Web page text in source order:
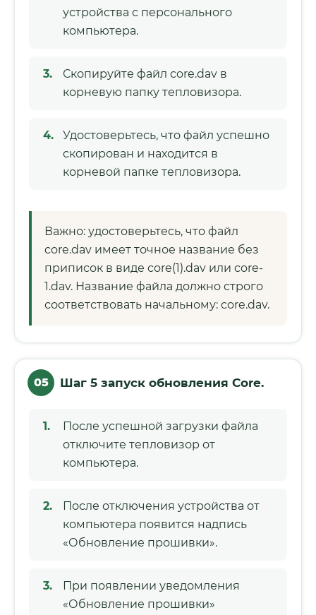
устройства с персонального
компьютера.
Скопируйте файл core.dav в
корневую папку тепловизора.
Удостоверьтесь, что файл успешно
скопирован и находится в
корневой папке тепловизора.
Важно: удостоверьтесь, что файл
core.dav имеет точное название без
приписок в виде core(1).dav или core-
1.dav. Название файла должно строго
соответствовать начальному: core.dav.
05 Шаг 5 запуск обновления Core.
После успешной загрузки файла
отключите тепловизор от
компьютера.
После отключения устройства от
компьютера появится надпись
«Обновление прошивки».
При появлении уведомления
«Обновление прошивки»